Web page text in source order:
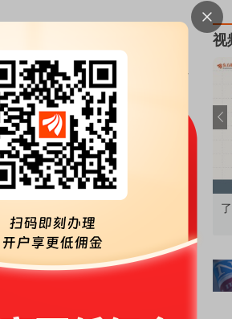
金ETF以及挂钩黄金的理财产
”该工作人员补充道，投资者可以
力和独特的投资策略，在波动
投资报记者分享了自己的投资经
的实践，我逐渐形成了自己的投
”
视